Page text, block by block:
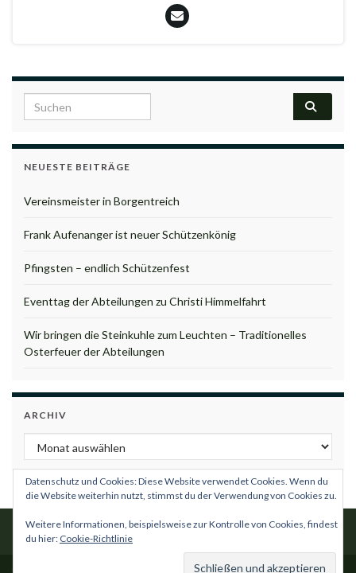
Search for:
NEUESTE BEITRÄGE
Vereinsmeister in Borgentreich
Frank Aufenanger ist neuer Schützenkönig
Pfingsten – endlich Schützenfest
Eventtag der Abteilungen zu Christi Himmelfahrt
Wir bringen die Steinkuhle zum Leuchten – Traditionelles
Osterfeuer der Abteilungen
ARCHIV
Archiv
Impressum Datenschutzordnung
© 2018 Schützenbruderschaft Borgentreich
Datenschutz und Cookies: Diese Website verwendet Cookies. Wenn du
die Website weiterhin nutzt, stimmst du der Verwendung von Cookies zu.
Weitere Informationen, beispielsweise zur Kontrolle von Cookies, findest
du hier: Cookie-Richtlinie